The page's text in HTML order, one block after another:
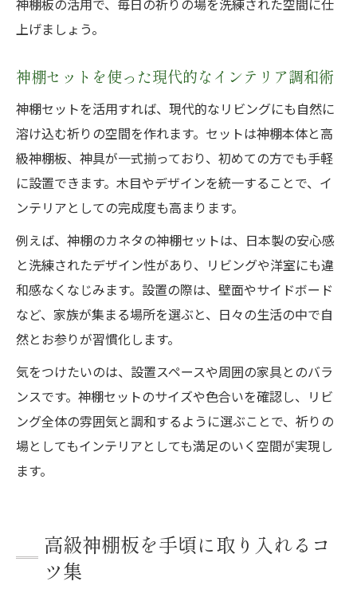
神棚板の活用で、毎日の祈りの場を洗練された空間に仕
上げましょう。
神棚セットを使った現代的なインテリア調和術
神棚セットを活用すれば、現代的なリビングにも自然に
溶け込む祈りの空間を作れます。セットは神棚本体と高
級神棚板、神具が一式揃っており、初めての方でも手軽
に設置できます。木目やデザインを統一することで、イ
ンテリアとしての完成度も高まります。
例えば、神棚のカネタの神棚セットは、日本製の安心感
と洗練されたデザイン性があり、リビングや洋室にも違
和感なくなじみます。設置の際は、壁面やサイドボード
など、家族が集まる場所を選ぶと、日々の生活の中で自
然とお参りが習慣化します。
気をつけたいのは、設置スペースや周囲の家具とのバラ
ンスです。神棚セットのサイズや色合いを確認し、リビ
ング全体の雰囲気と調和するように選ぶことで、祈りの
場としてもインテリアとしても満足のいく空間が実現し
ます。
高級神棚板を手頃に取り入れるコ
ツ集